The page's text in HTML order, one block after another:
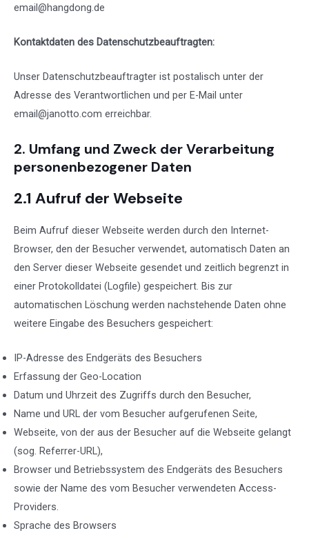
email@hangdong.de
Kontaktdaten des Datenschutzbeauftragten:
Unser Datenschutzbeauftragter ist postalisch unter der
Adresse des Verantwortlichen und per E-Mail unter
email@janotto.com erreichbar.
2. Umfang und Zweck der Verarbeitung
personenbezogener Daten
2.1 Aufruf der Webseite
Beim Aufruf dieser Webseite werden durch den Internet-
Browser, den der Besucher verwendet, automatisch Daten an
den Server dieser Webseite gesendet und zeitlich begrenzt in
einer Protokolldatei (Logfile) gespeichert. Bis zur
automatischen Löschung werden nachstehende Daten ohne
weitere Eingabe des Besuchers gespeichert:
IP-Adresse des Endgeräts des Besuchers
Erfassung der Geo-Location
Datum und Uhrzeit des Zugriffs durch den Besucher,
Name und URL der vom Besucher aufgerufenen Seite,
Webseite, von der aus der Besucher auf die Webseite gelangt
(sog. Referrer-URL),
Browser und Betriebssystem des Endgeräts des Besuchers
sowie der Name des vom Besucher verwendeten Access-
Providers.
Sprache des Browsers